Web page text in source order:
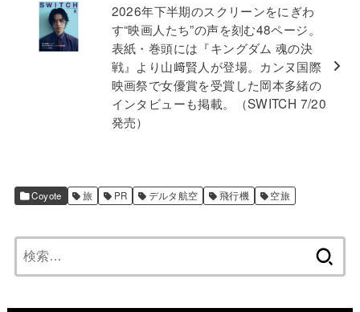
2026年下半期のスクリーンをにぎわ
す“映画人たち”の声を刻む48ページ。
表紙・巻頭には『キングダム 魂の決
戦』より山﨑賢人が登場。カンヌ国際
映画祭で女優賞を受賞した岡本多緒の
インタビューも掲載。（SWITCH 7/20
発売）
Coyote 旅 PR デルタ航空 飛行機 空旅